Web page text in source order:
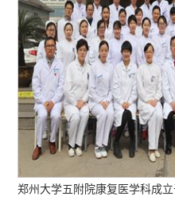
郑州大学五附院康复医学科成